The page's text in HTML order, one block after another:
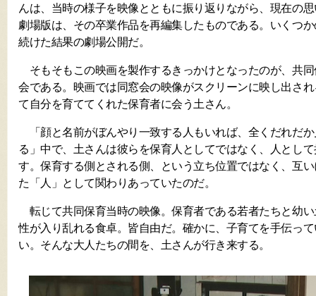
んは、当時の様子を映像とともに振り返りながら、現在の
劇場版は、その卒業作品を再編集したものである。いくつ
続けた結果の劇場公開だ。
そもそもこの映画を製作するきっかけとなったのが、共
会である。映画では同窓会の映像がスクリーンに映し出さ
て自分を育ててくれた保育者に会う土さん。
「顔と名前がぼんやり一致する人もいれば、全くだれだ
る」中で、土さんは彼らを保育人としてではなく、人とし
す。保育する側とされる側、という立ち位置ではなく、互
た「人」として関わりあっていたのだ。
転じて共同保育当時の映像。保育者である若者たちと幼
性が入り乱れる食卓。皆自由だ。確かに、子育てを手伝っ
い。そんな大人たちの間を、土さんが行き来する。